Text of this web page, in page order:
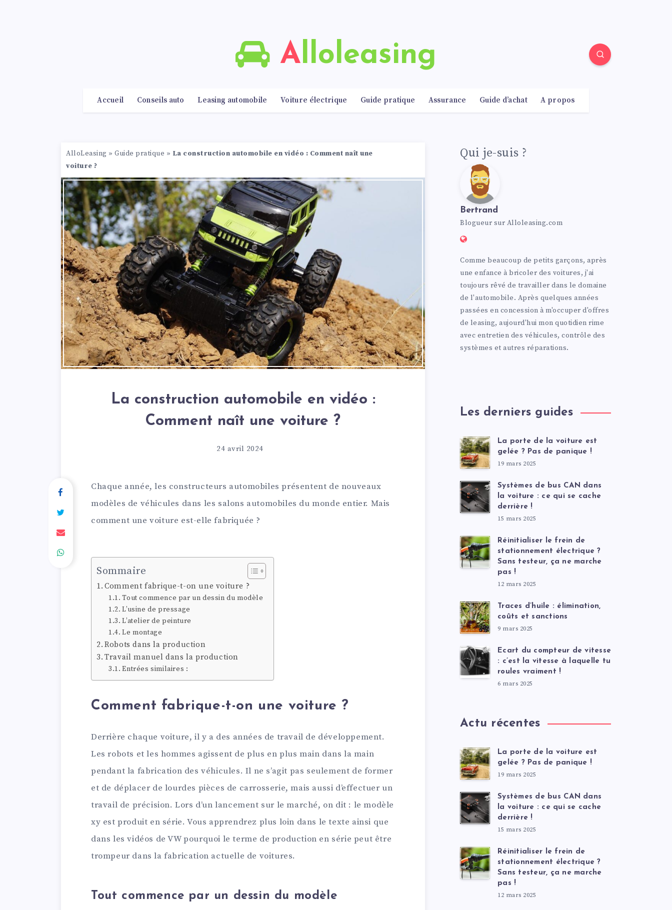
Alloleasing
Accueil Conseils auto Leasing automobile Voiture électrique Guide pratique Assurance Guide d’achat A propos
AlloLeasing » Guide pratique » La construction automobile en vidéo : Comment naît une
voiture ?
La construction automobile en vidéo :
Comment naît une voiture ?
24 avril 2024
Chaque année, les constructeurs automobiles présentent de nouveaux
modèles de véhicules dans les salons automobiles du monde entier. Mais
comment une voiture est-elle fabriquée ?
Sommaire
Comment fabrique-t-on une voiture ?
Tout commence par un dessin du modèle
L’usine de pressage
L’atelier de peinture
Le montage
Robots dans la production
Travail manuel dans la production
Entrées similaires :
Comment fabrique-t-on une voiture ?
Derrière chaque voiture, il y a des années de travail de développement.
Les robots et les hommes agissent de plus en plus main dans la main
pendant la fabrication des véhicules. Il ne s’agit pas seulement de former
et de déplacer de lourdes pièces de carrosserie, mais aussi d’effectuer un
travail de précision. Lors d’un lancement sur le marché, on dit : le modèle
xy est produit en série. Vous apprendrez plus loin dans le texte ainsi que
dans les vidéos de VW pourquoi le terme de production en série peut être
trompeur dans la fabrication actuelle de voitures.
Tout commence par un dessin du modèle
Qui je-suis ?
Bertrand
Blogueur sur Alloleasing.com
Comme beaucoup de petits garçons, après
une enfance à bricoler des voitures, j'ai
toujours rêvé de travailler dans le domaine
de l'automobile. Après quelques années
passées en concession à m'occuper d'offres
de leasing, aujourd'hui mon quotidien rime
avec entretien des véhicules, contrôle des
systèmes et autres réparations.
Les derniers guides
La porte de la voiture est
gelée ? Pas de panique !
19 mars 2025
Systèmes de bus CAN dans
la voiture : ce qui se cache
derrière !
15 mars 2025
Réinitialiser le frein de
stationnement électrique ?
Sans testeur, ça ne marche
pas !
12 mars 2025
Traces d’huile : élimination,
coûts et sanctions
9 mars 2025
Ecart du compteur de vitesse
: c’est la vitesse à laquelle tu
roules vraiment !
6 mars 2025
Actu récentes
La porte de la voiture est
gelée ? Pas de panique !
19 mars 2025
Systèmes de bus CAN dans
la voiture : ce qui se cache
derrière !
15 mars 2025
Réinitialiser le frein de
stationnement électrique ?
Sans testeur, ça ne marche
pas !
12 mars 2025